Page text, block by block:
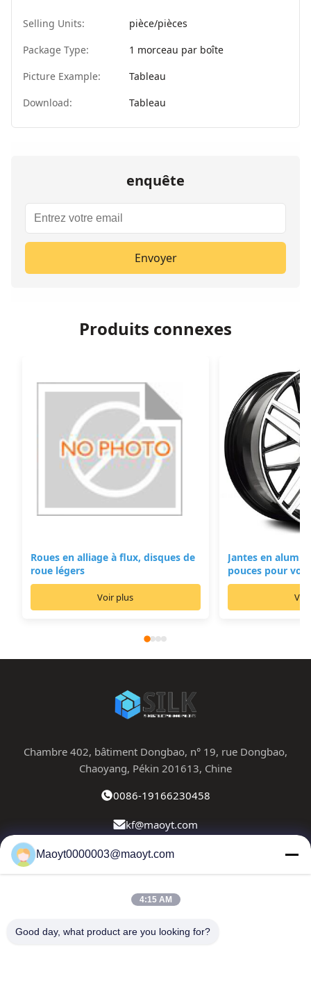
Selling Units:
pièce/pièces
Package Type:
1 morceau par boîte
Picture Example:
Tableau
Download:
Tableau
enquête
Envoyer
Produits connexes
Roues en alliage à flux, disques de
roue légers
Voir plus
Jantes en
pouces pour
Chambre 402, bâtiment Dongbao, n° 19, rue Dongbao,
Chaoyang, Pékin 201613, Chine
0086-19166230458
kf@maoyt.com
À La MaisonÀ Propos De NousProduitsNous Contacter
Nouvelles
Maoyt0000003@maoyt.com
4:15 AM
Good day, what product are you looking for?